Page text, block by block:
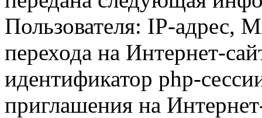
Пользователя: IP-адрес,
перехода на Интернет-
идентификатор php-
приглашения на